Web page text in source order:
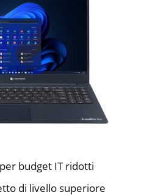
budget IT ridotti
di livello superiore